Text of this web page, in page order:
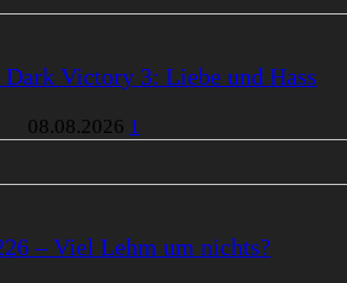
Dark Victory 3: Liebe und Hass
08.08.2026 1
– Viel Lehm um nichts?